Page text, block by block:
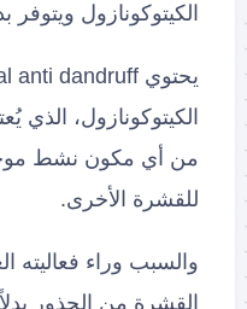
الكيتوكونازول
الكيتوكونازول، الذي
من أي مكون نشط
للقشرة الأخرى.
والسبب وراء فعاليته
القشرة من الجذور